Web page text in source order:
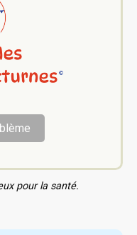
pour la santé.